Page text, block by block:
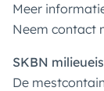
Meer
Neem contact
SKBN
De